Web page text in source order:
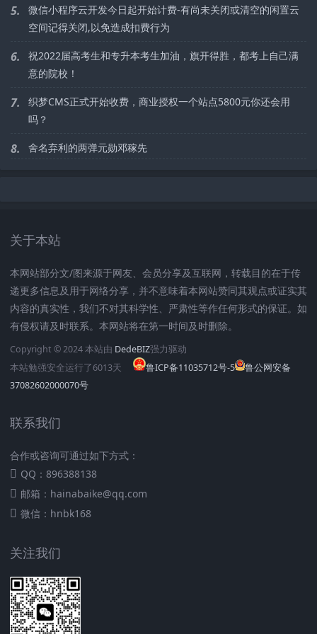
5.
微信小程序云开发今日起开始计费-有尚未关闭或清空的闲置云
空间记得关闭,以免造成扣费行为
6.
祝2022届高考生和专升本考生加油，旗开得胜，都考上自己满
意的院校！
7.
织梦CMS正式开始收费，商业授权一个站点5800元你还会用
吗？
8. 舍名弃利的两弹元勋邓稼先
关于本站
本网站部分文/图来源于网友、会员分享及互联网，转载目的在于传
递更多信息及用于网络分享，并不意味着本网站赞同其观点或证实其
内容的真实性，我们不对其科学性、严肃性等作任何形式的保证。如
有侵权请及时联系。本网站将在第一时间及时删除。
Copyright © 2024 本站由 DedeBIZ强力驱动
本站勉强安全运行了6013天 鲁ICP备11035712号-5
鲁公网安备
37082602000070号
联系我们
合作或咨询可通过如下方式：
QQ：896388138
邮箱：hainabaike@qq.com
微信：hnbk168
关注我们